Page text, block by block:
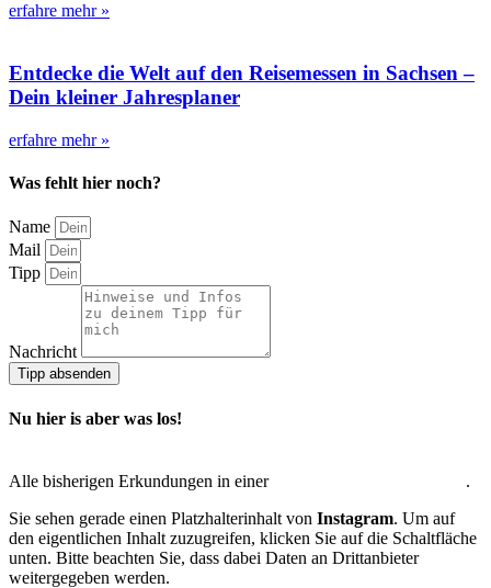
erfahre mehr »
Entdecke die Welt auf den Reisemessen in Sachsen –
Dein kleiner Jahresplaner
erfahre mehr »
Was fehlt hier noch?
Name
Mail
Tipp
Nachricht
Tipp absenden
Nu hier is aber was los!
Alle bisherigen Erkundungen in einer
.
Sie sehen gerade einen Platzhalterinhalt von Instagram. Um auf
den eigentlichen Inhalt zuzugreifen, klicken Sie auf die Schaltfläche
unten. Bitte beachten Sie, dass dabei Daten an Drittanbieter
weitergegeben werden.